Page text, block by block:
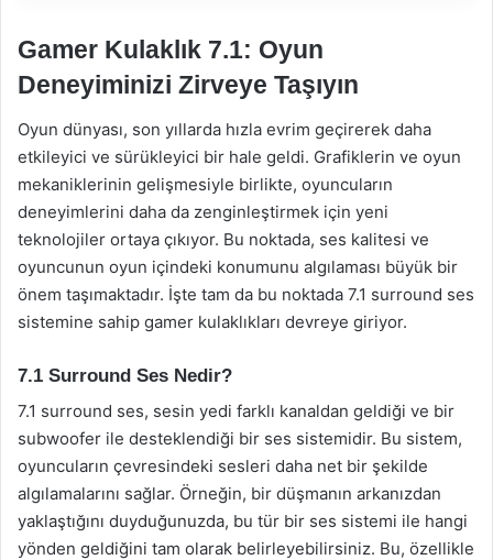
Gamer Kulaklık 7.1: Oyun
Deneyiminizi Zirveye Taşıyın
Oyun dünyası, son yıllarda hızla evrim geçirerek daha
etkileyici ve sürükleyici bir hale geldi. Grafiklerin ve oyun
mekaniklerinin gelişmesiyle birlikte, oyuncuların
deneyimlerini daha da zenginleştirmek için yeni
teknolojiler ortaya çıkıyor. Bu noktada, ses kalitesi ve
oyuncunun oyun içindeki konumunu algılaması büyük bir
önem taşımaktadır. İşte tam da bu noktada 7.1 surround ses
sistemine sahip gamer kulaklıkları devreye giriyor.
7.1 Surround Ses Nedir?
7.1 surround ses, sesin yedi farklı kanaldan geldiği ve bir
subwoofer ile desteklendiği bir ses sistemidir. Bu sistem,
oyuncuların çevresindeki sesleri daha net bir şekilde
algılamalarını sağlar. Örneğin, bir düşmanın arkanızdan
yaklaştığını duyduğunuzda, bu tür bir ses sistemi ile hangi
yönden geldiğini tam olarak belirleyebilirsiniz. Bu, özellikle